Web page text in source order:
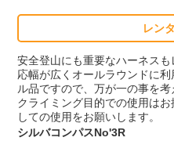
レン
安全登山にも重要なハーネス
応幅が広くオールラウンドに
ル品ですので、万が一の事を
クライミング目的での使用は
しての使用をお願いします。
シルバコンパスNo'3R